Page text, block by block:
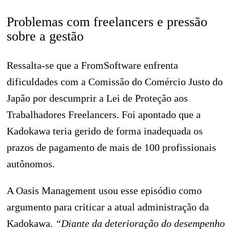
Problemas com freelancers e pressão
sobre a gestão
Ressalta-se que a FromSoftware enfrenta
dificuldades com a Comissão do Comércio Justo do
Japão por descumprir a Lei de Proteção aos
Trabalhadores Freelancers. Foi apontado que a
Kadokawa teria gerido de forma inadequada os
prazos de pagamento de mais de 100 profissionais
autônomos.
A Oasis Management usou esse episódio como
argumento para criticar a atual administração da
Kadokawa. “Diante da deterioração do desempenho